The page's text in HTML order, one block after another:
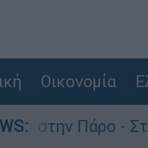
Οικονομία
Πάρο - Στο